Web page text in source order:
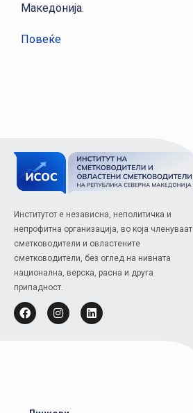
Македонија.
Повеќе
Институтот е независна, неполитичка и
непрофитна организација, во која членуваат
сметководители и овластените
сметководители, без оглед на нивната
национална, верска, расна и друга
припадност.